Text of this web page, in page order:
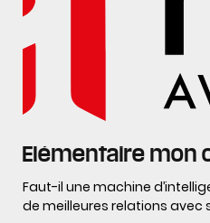
Elémentaire mon
Faut-il une machine
de meilleures relations avec